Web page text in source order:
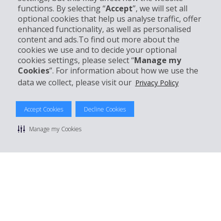
functions. By selecting “Accept”, we will set all
optional cookies that help us analyse traffic, offer
enhanced functionality, as well as personalised
content and ads.To find out more about the
cookies we use and to decide your optional
cookies settings, please select “Manage my
Cookies”. For information about how we use the
data we collect, please visit our Privacy Policy
Accept Cookies Decline Cookies
Manage my Cookies
Support client
Réserver avec Hertz
© 2026 The Hertz System, Inc.
Politique de confidentialité | Conditions d'utilisation du site
Conditions de location
Gérer mes cookies